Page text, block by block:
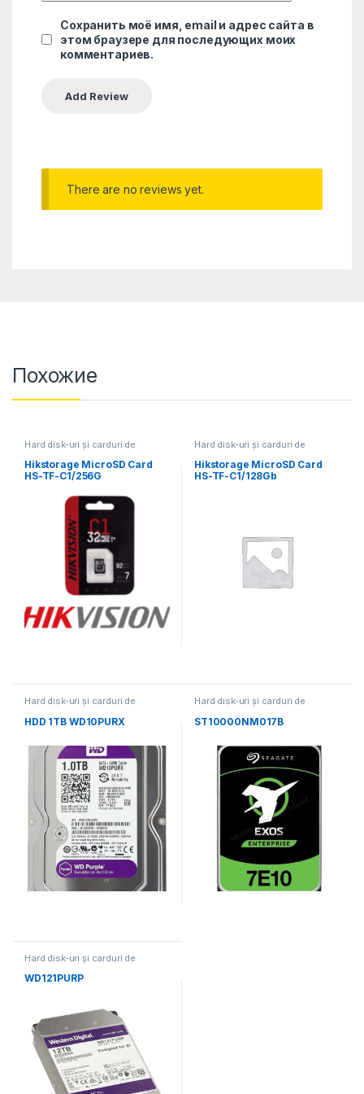
Сохранить моё имя, email и адрес сайта в
этом браузере для последующих моих
комментариев.
There are no reviews yet.
Похожие
Hard disk-uri și carduri de
Hikstorage MicroSD Card
HS-TF-C1/256G
Hard disk-uri și carduri de
Hikstorage MicroSD Card
HS-TF-C1/128Gb
Hard disk-uri și carduri de
memorie
HDD 1TB WD10PURX
Hard disk-uri și carduri de
memorie
ST10000NM017B
Hard disk-uri și carduri de
WD121PURP